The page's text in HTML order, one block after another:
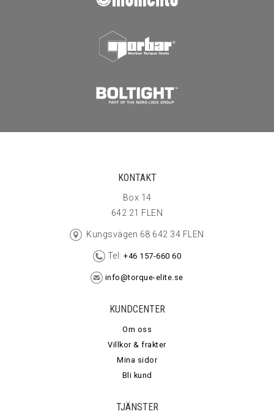
KONTAKT
Box 14
642 21 FLEN
Kungsvägen 68 642 34 FLEN
Tel: +46 157-660 60
info@torque-elite.se
KUNDCENTER
Om oss
Villkor & frakter
Mina sidor
Bli kund
TJÄNSTER